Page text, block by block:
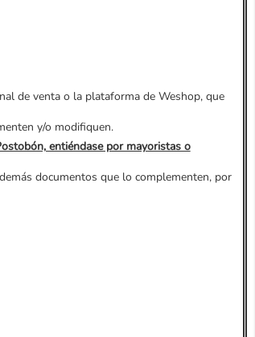
de venta o la plataforma de Weshop, que
y/o modifiquen.
entiéndase por mayoristas o
documentos que lo complementen, por